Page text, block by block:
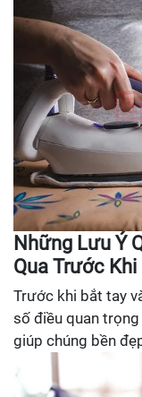
Những Lưu Ý
Qua Trước Khi
Trước khi bắt tay
số điều quan
giúp chúng bền